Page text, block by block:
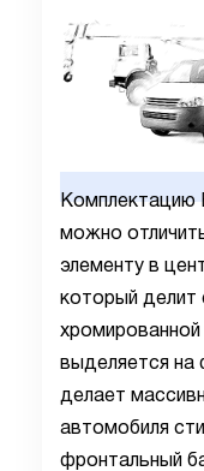
Комплектацию
можно
элементу в
который делит
выделяется на
делает
автомобиля
фронтальный